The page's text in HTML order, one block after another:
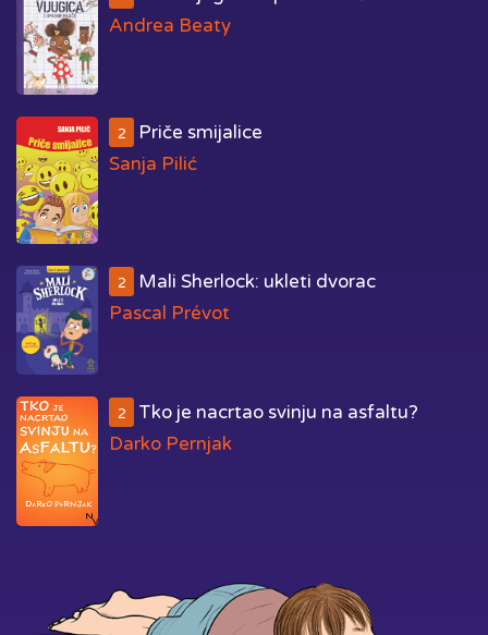
Andrea Beaty
2
Priče smijalice
Sanja Pilić
2
Mali Sherlock: ukleti dvorac
Pascal Prévot
2
Tko je nacrtao svinju na asfaltu?
Darko Pernjak